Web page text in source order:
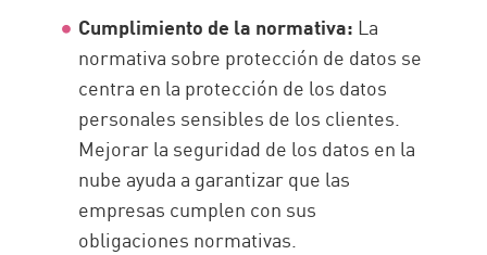
Cumplimiento de la normativa: La
normativa sobre protección de datos se
centra en la protección de los datos
personales sensibles de los clientes.
Mejorar la seguridad de los datos en la
nube ayuda a garantizar que las
empresas cumplen con sus
obligaciones normativas.